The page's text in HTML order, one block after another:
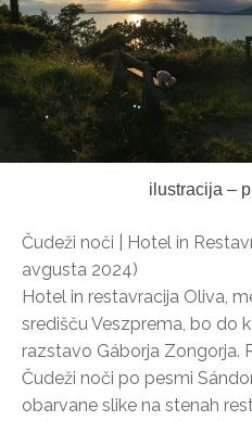
ilustracija –
Čudeži noči | Hotel in
avgusta 2024)
Hotel in restavracija Oliva,
središču Veszprema, bo do
razstavo Gáborja Zongorja.
Čudeži noči po pesmi
obarvane slike na stenah